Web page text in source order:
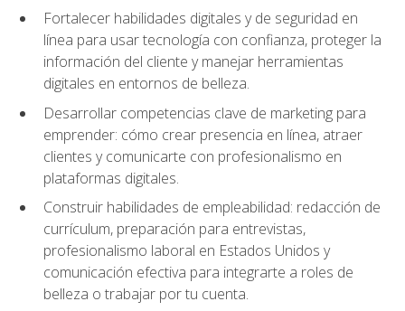
Fortalecer habilidades digitales y de seguridad en
línea para usar tecnología con confianza, proteger la
información del cliente y manejar herramientas
digitales en entornos de belleza.
Desarrollar competencias clave de marketing para
emprender: cómo crear presencia en línea, atraer
clientes y comunicarte con profesionalismo en
plataformas digitales.
Construir habilidades de empleabilidad: redacción de
currículum, preparación para entrevistas,
profesionalismo laboral en Estados Unidos y
comunicación efectiva para integrarte a roles de
belleza o trabajar por tu cuenta.